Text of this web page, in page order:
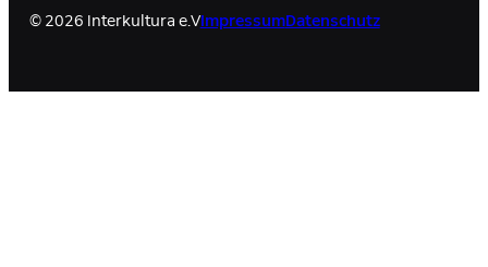
© 2026 Interkultura e.VImpressumDatenschutz